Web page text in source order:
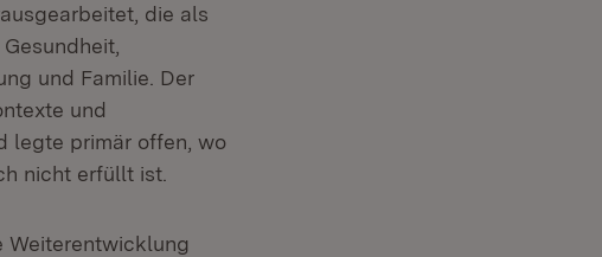
die als
und Familie. Der
und
legte primär offen, wo
nicht erfüllt ist.
Weiterentwicklung